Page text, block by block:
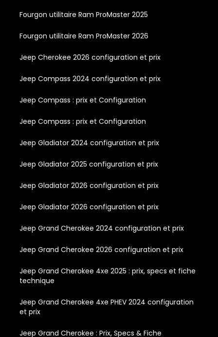
Fourgon utilitaire Ram ProMaster 2025
Fourgon utilitaire Ram ProMaster 2026
Jeep Cherokee 2026 configuration et prix
Jeep Compass 2024 configuration et prix
Jeep Compass : prix et Configuration
Jeep Compass : prix et Configuration
Jeep Gladiator 2024 configuration et prix
Jeep Gladiator 2025 configuration et prix
Jeep Gladiator 2026 configuration et prix
Jeep Gladiator 2026 configuration et prix
Jeep Grand Cherokee 2024 configuration et prix
Jeep Grand Cherokee 2026 configuration et prix
Jeep Grand Cherokee 4xe 2025 : prix, specs et fiche
technique
Jeep Grand Cherokee 4xe PHEV 2024 configuration
et prix
Jeep Grand Cherokee : Prix, Specs & Fiche